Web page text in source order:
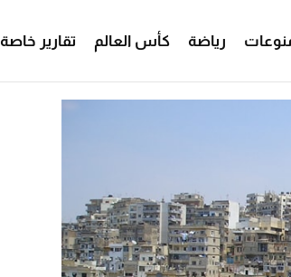
رياضة كأس العالم تقارير خاصة